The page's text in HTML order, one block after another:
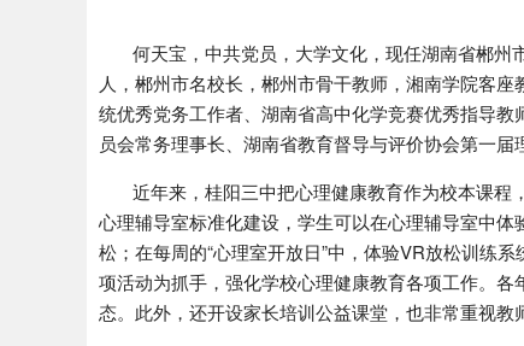
何天宝，中共党员，大学文化，现任湖南省郴州
人，郴州市名校长，郴州市骨干教师，湘南学院客
统优秀党务工作者、湖南省高中化学竞赛优秀指导
员会常务理事长、湖南省教育督导与评价协会第一
近年来，桂阳三中把心理健康教育作为校本课程
心理辅导室标准化建设，学生可以在心理辅导室中
松；在每周的“心理室开放日”中，体验VR放松训练
项活动为抓手，强化学校心理健康教育各项工作。
态。此外，还开设家长培训公益课堂，也非常重视教